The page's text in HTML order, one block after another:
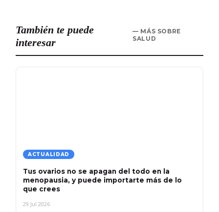
También te puede
interesar
— MÁS SOBRE
SALUD
ACTUALIDAD
Tus ovarios no se apagan del todo en la
menopausia, y puede importarte más de lo
que crees
29 Jul 2026